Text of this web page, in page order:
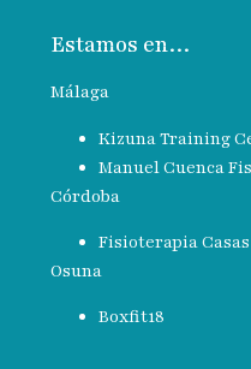
Estamos en…
Málaga
Kizuna Training
Manuel Cuenca
Córdoba
Fisioterapia Casas
Osuna
Boxfit18